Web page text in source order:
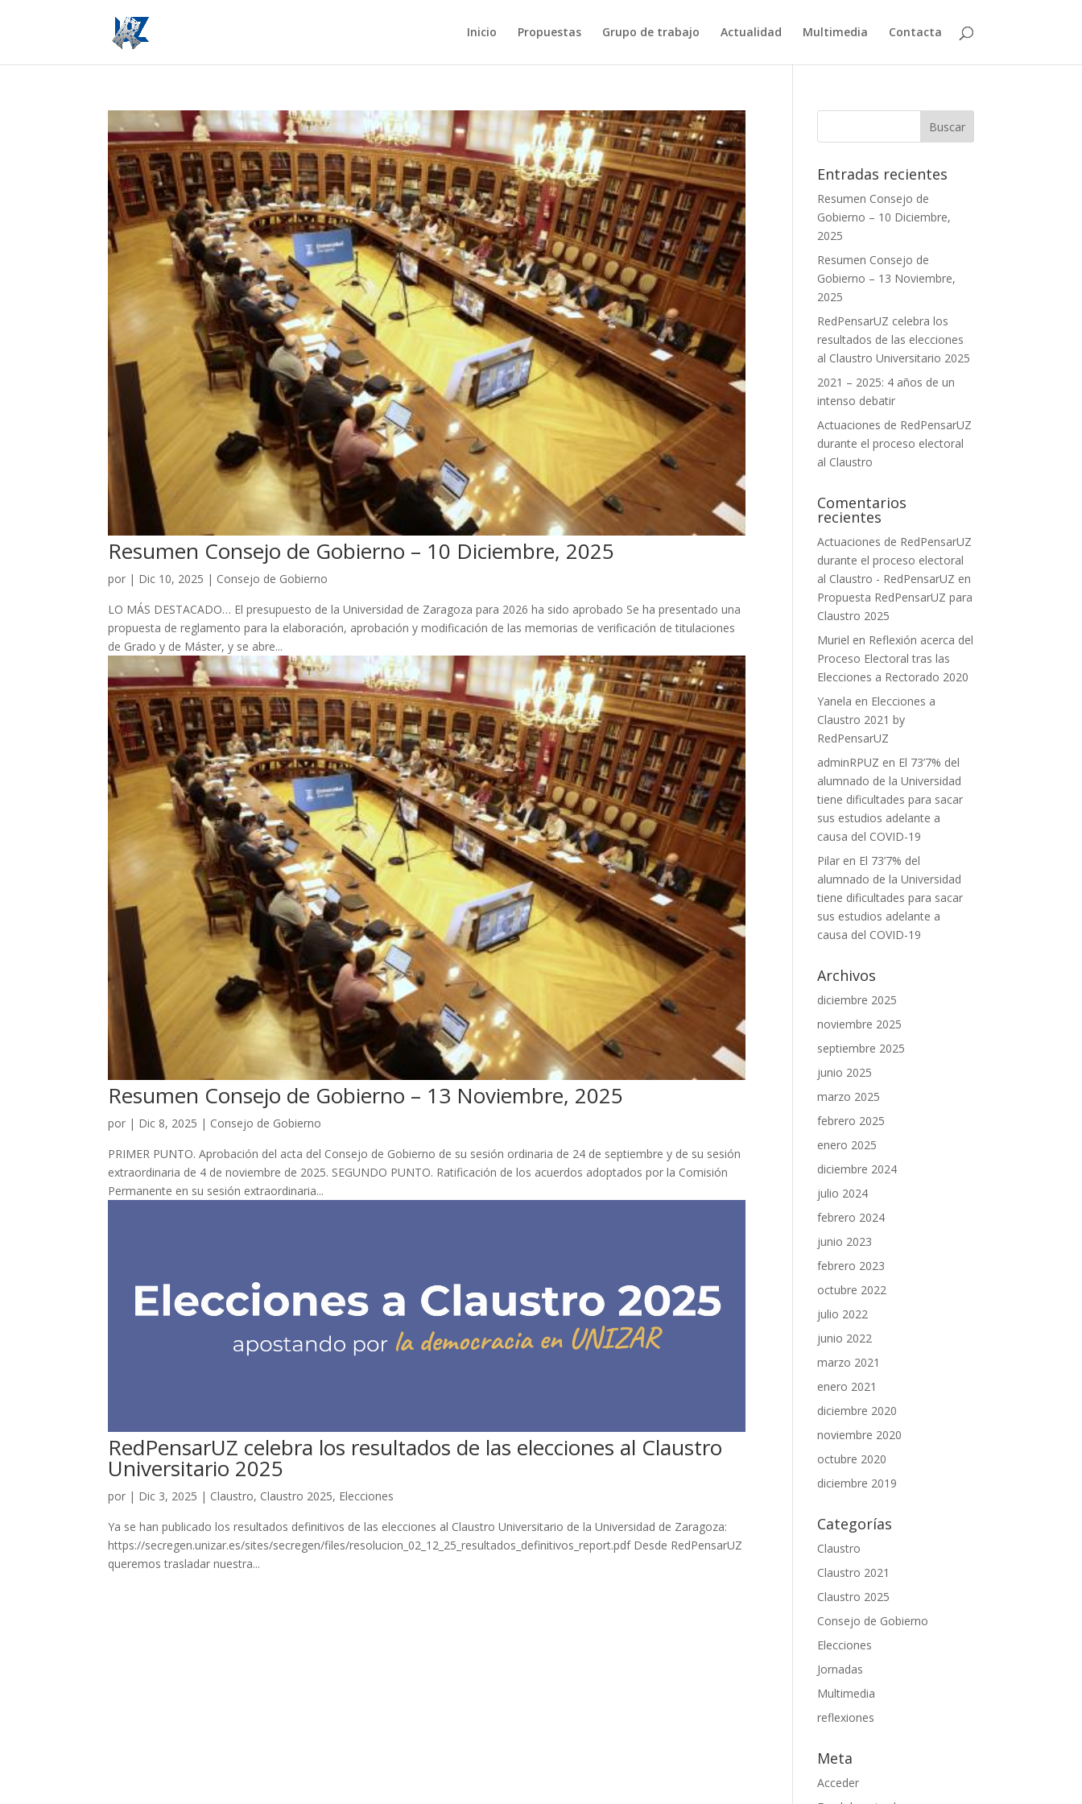
Inicio Propuestas Grupo de trabajo Actualidad Multimedia Contacta
Resumen Consejo de Gobierno – 10 Diciembre, 2025
por | Dic 10, 2025 | Consejo de Gobierno
LO MÁS DESTACADO… El presupuesto de la Universidad de Zaragoza para 2026 ha sido aprobado Se ha presentado una
propuesta de reglamento para la elaboración, aprobación y modificación de las memorias de verificación de titulaciones
de Grado y de Máster, y se abre...
Resumen Consejo de Gobierno – 13 Noviembre, 2025
por | Dic 8, 2025 | Consejo de Gobierno
PRIMER PUNTO. Aprobación del acta del Consejo de Gobierno de su sesión ordinaria de 24 de septiembre y de su sesión
extraordinaria de 4 de noviembre de 2025. SEGUNDO PUNTO. Ratificación de los acuerdos adoptados por la Comisión
Permanente en su sesión extraordinaria...
RedPensarUZ celebra los resultados de las elecciones al Claustro
Universitario 2025
por | Dic 3, 2025 | Claustro, Claustro 2025, Elecciones
Ya se han publicado los resultados definitivos de las elecciones al Claustro Universitario de la Universidad de Zaragoza:
https://secregen.unizar.es/sites/secregen/files/resolucion_02_12_25_resultados_definitivos_report.pdf Desde RedPensarUZ
queremos trasladar nuestra...
Entradas recientes
Resumen Consejo de
Gobierno – 10 Diciembre,
2025
Resumen Consejo de
Gobierno – 13 Noviembre,
2025
RedPensarUZ celebra los
resultados de las elecciones
al Claustro Universitario 2025
2021 – 2025: 4 años de un
intenso debatir
Actuaciones de RedPensarUZ
durante el proceso electoral
al Claustro
Comentarios
recientes
Actuaciones de RedPensarUZ
durante el proceso electoral
al Claustro - RedPensarUZ en
Propuesta RedPensarUZ para
Claustro 2025
Muriel en Reflexión acerca del
Proceso Electoral tras las
Elecciones a Rectorado 2020
Yanela en Elecciones a
Claustro 2021 by
RedPensarUZ
adminRPUZ en El 73’7% del
alumnado de la Universidad
tiene dificultades para sacar
sus estudios adelante a
causa del COVID-19
Pilar en El 73’7% del
alumnado de la Universidad
tiene dificultades para sacar
sus estudios adelante a
causa del COVID-19
Archivos
diciembre 2025
noviembre 2025
septiembre 2025
junio 2025
marzo 2025
febrero 2025
enero 2025
diciembre 2024
julio 2024
febrero 2024
junio 2023
febrero 2023
octubre 2022
julio 2022
junio 2022
marzo 2021
enero 2021
diciembre 2020
noviembre 2020
octubre 2020
diciembre 2019
Categorías
Claustro
Claustro 2021
Claustro 2025
Consejo de Gobierno
Elecciones
Jornadas
Multimedia
reflexiones
Meta
Acceder